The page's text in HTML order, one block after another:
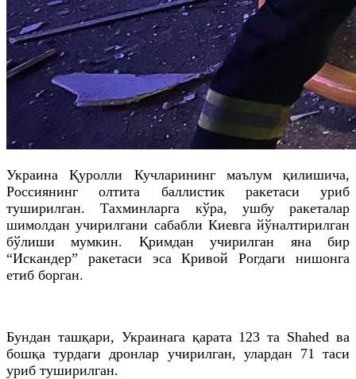
Украина Қуролли Кучларининг маълум қилишича,
Россиянинг олтита баллистик ракетаси уриб
туширилган. Тахминларга кўра, ушбу ракеталар
шимолдан учирилгани сабабли Киевга йўналтирилган
бўлиши мумкин. Қримдан учирилган яна бир
“Искандер” ракетаси эса Кривой Рогдаги нишонга
етиб борган.
Бундан ташқари, Украинага қарата 123 та Shahed ва
бошқа турдаги дронлар учирилган, улардан 71 таси
уриб туширилган.